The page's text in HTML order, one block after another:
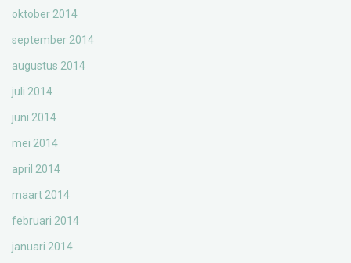
oktober 2014
september 2014
augustus 2014
juli 2014
juni 2014
mei 2014
april 2014
maart 2014
februari 2014
januari 2014